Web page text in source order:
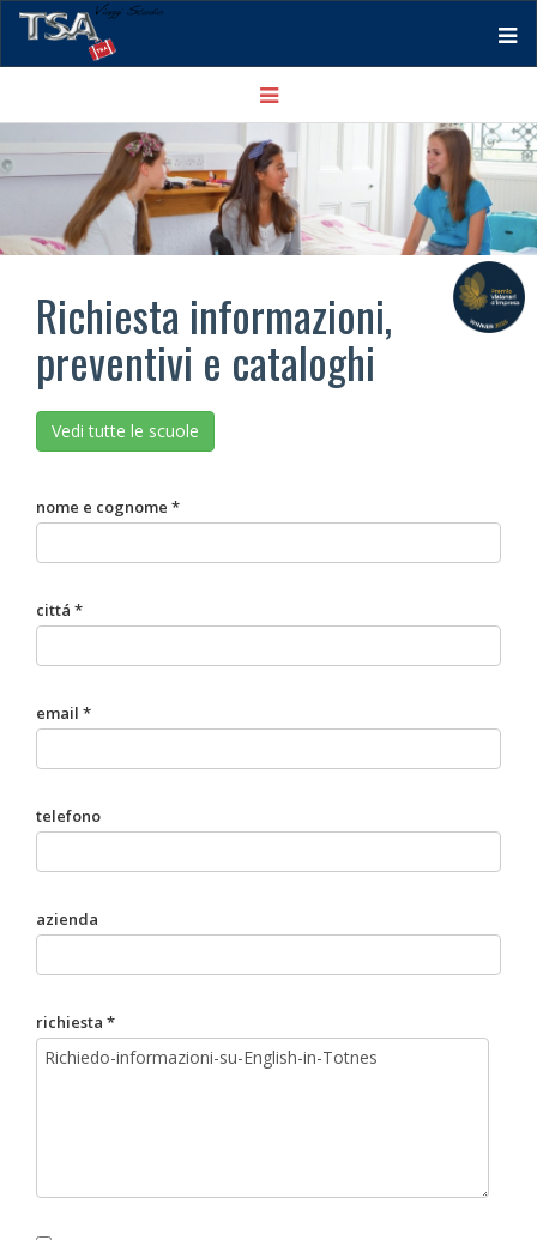
Toggle
navigation
Richiesta informazioni,
preventivi e cataloghi
Vedi tutte le scuole
nome e cognome *
cittá *
email *
telefono
azienda
richiesta *